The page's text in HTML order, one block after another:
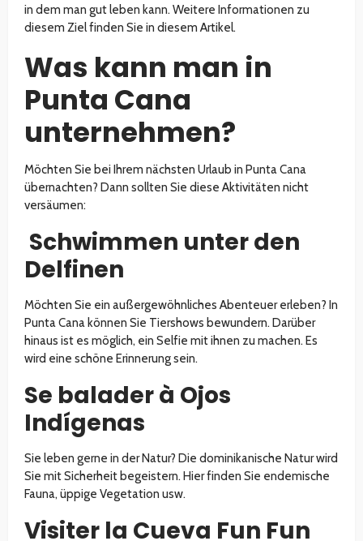
in dem man gut leben kann. Weitere Informationen zu
diesem Ziel finden Sie in diesem Artikel.
Was kann man in
Punta Cana
unternehmen?
Möchten Sie bei Ihrem nächsten Urlaub in Punta Cana
übernachten? Dann sollten Sie diese Aktivitäten nicht
versäumen:
Schwimmen unter den
Delfinen
Möchten Sie ein außergewöhnliches Abenteuer erleben? In
Punta Cana können Sie Tiershows bewundern. Darüber
hinaus ist es möglich, ein Selfie mit ihnen zu machen. Es
wird eine schöne Erinnerung sein.
Se balader à Ojos
Indígenas
Sie leben gerne in der Natur? Die dominikanische Natur wird
Sie mit Sicherheit begeistern. Hier finden Sie endemische
Fauna, üppige Vegetation usw.
Visiter la Cueva Fun Fun